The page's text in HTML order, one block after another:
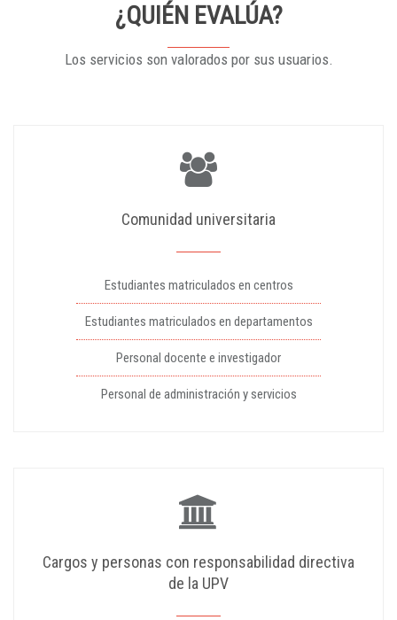
¿QUIÉN EVALÚA?
Los servicios son valorados por sus usuarios.
Comunidad universitaria
Estudiantes matriculados en centros
Estudiantes matriculados en departamentos
Personal docente e investigador
Personal de administración y servicios
Cargos y personas con responsabilidad directiva
de la UPV